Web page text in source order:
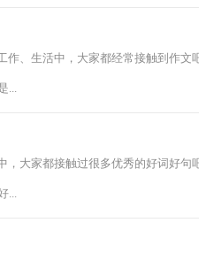
、生活中，大家都经常接触到作文
...
大家都接触过很多优秀的好词好句
...